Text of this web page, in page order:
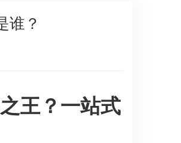
谁？
王？一站式